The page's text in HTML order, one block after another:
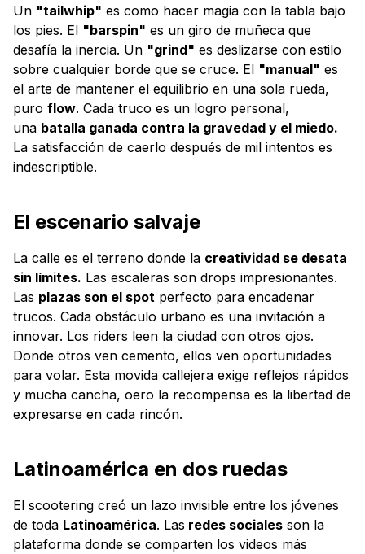
Un "tailwhip" es como hacer magia con la tabla bajo
los pies. El "barspin" es un giro de muñeca que
desafía la inercia. Un "grind" es deslizarse con estilo
sobre cualquier borde que se cruce. El "manual" es
el arte de mantener el equilibrio en una sola rueda,
puro flow. Cada truco es un logro personal,
una batalla ganada contra la gravedad y el miedo.
La satisfacción de caerlo después de mil intentos es
indescriptible.
El escenario salvaje
La calle es el terreno donde la creatividad se desata
sin límites. Las escaleras son drops impresionantes.
Las plazas son el spot perfecto para encadenar
trucos. Cada obstáculo urbano es una invitación a
innovar. Los riders leen la ciudad con otros ojos.
Donde otros ven cemento, ellos ven oportunidades
para volar. Esta movida callejera exige reflejos rápidos
y mucha cancha, oero la recompensa es la libertad de
expresarse en cada rincón.
Latinoamérica en dos ruedas
El scootering creó un lazo invisible entre los jóvenes
de toda Latinoamérica. Las redes sociales son la
plataforma donde se comparten los videos más